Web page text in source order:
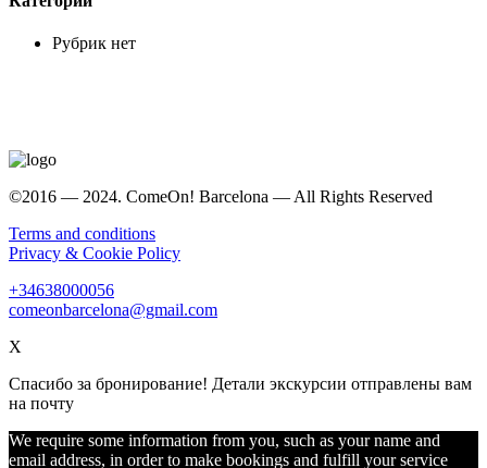
Рубрик нет
©2016 — 2024. ComeOn! Barcelona — All Rights Reserved
Terms and conditions
Privacy & Cookie Policy
+34638000056
comeonbarcelona@gmail.com
X
Спасибо за бронирование! Детали экскурсии отправлены вам
на почту
We require some information from you, such as your name and
email address, in order to make bookings and fulfill your service